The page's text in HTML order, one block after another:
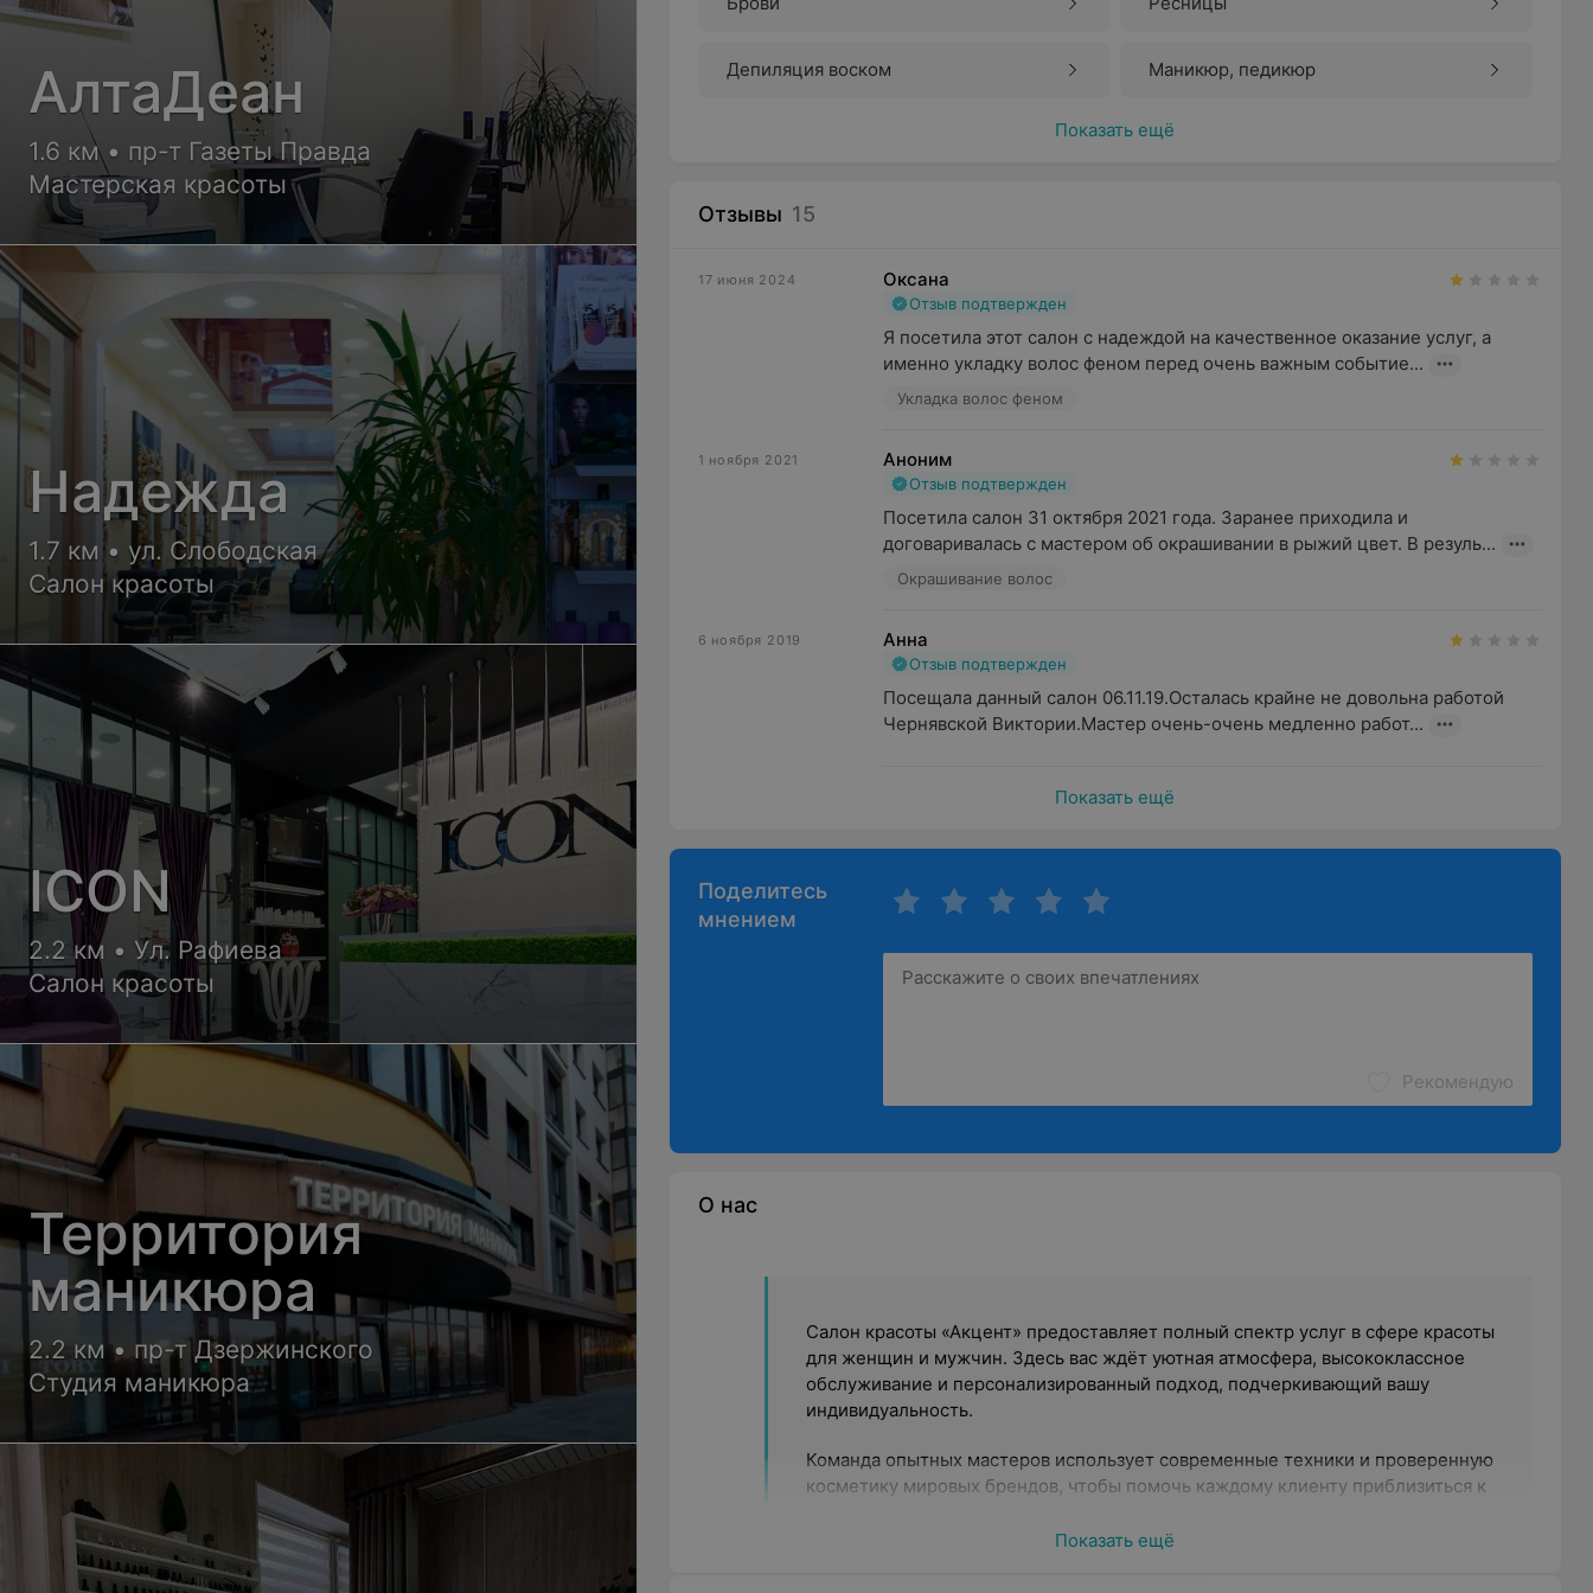
Депиляция воском Маникюр, педикюр
Показать ещё
Отзывы 15
17 июня 2024 Оксана
Отзыв подтвержден
Я посетила этот салон с надеждой на качественное оказание услуг, а
именно укладку волос феном перед очень важным событие...
Укладка волос феном
1 ноября 2021 Аноним
Отзыв подтвержден
Посетила салон 31 октября 2021 года. Заранее приходила и
договаривалась с мастером об окрашивании в рыжий цвет. В резуль...
Окрашивание волос
6 ноября 2019 Анна
Отзыв подтвержден
Посещала данный салон 06.11.19.Осталась крайне не довольна работой
Чернявской Виктории.Мастер очень-очень медленно работ...
Показать ещё
Поделитесь
мнением
Рекомендую
О нас
Салон красоты «Акцент» предоставляет полный спектр услуг в сфере красоты
для женщин и мужчин. Здесь вас ждёт уютная атмосфера, высококлассное
обслуживание и персонализированный подход, подчеркивающий вашу
индивидуальность.
Команда опытных мастеров использует современные техники и проверенную
косметику мировых брендов, чтобы помочь каждому клиенту приблизиться к
Показать ещё
АлтаДеан
1.6 км • пр-т Газеты Правда
Мастерская красоты
Надежда
1.7 км • ул. Слободская
Салон красоты
ICON
2.2 км • Ул. Рафиева
Салон красоты
Территория
маникюра
2.2 км • пр-т Дзержинского
Студия маникюра